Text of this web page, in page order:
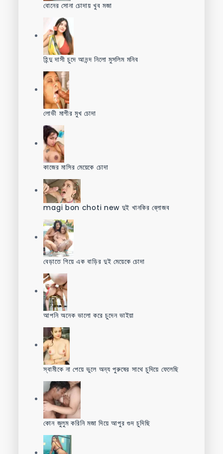
বোনের সোনা চোদায় খুব মজা
হিন্দু দাসী চুদে আনন্দ নিলো মুসলিম মনিব
লোভী মাগীর মুখ চোদা
কাজের মাসির মেয়েকে চোদা
magi bon choti new দুই খানকির ব্লোজব
বেড়াতে গিয়ে এক বাড়ির দুই মেয়েকে চোদা
আপনি অনেক ভালো করে চুদেন ভাইয়া
স্বামীকে না পেয়ে ভুলে অন্য পুরুষের সাথে চুদিয়ে ফেলেছি
কোন জুলুম করিনি মজা দিয়ে আপুর গুদ চুদিছি